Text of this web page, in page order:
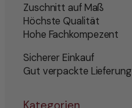
Zuschnitt auf Maß
Höchste Qualität
Hohe Fachkompezent
Sicherer Einkauf
Gut verpackte Lieferung